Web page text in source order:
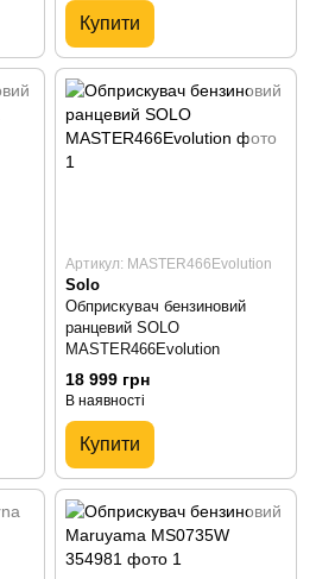
Купити
Артикул: MASTER466Evolution
Solo
Обприскувач бензиновий
ранцевий SOLO
MASTER466Evolution
18 999 грн
В наявності
Купити